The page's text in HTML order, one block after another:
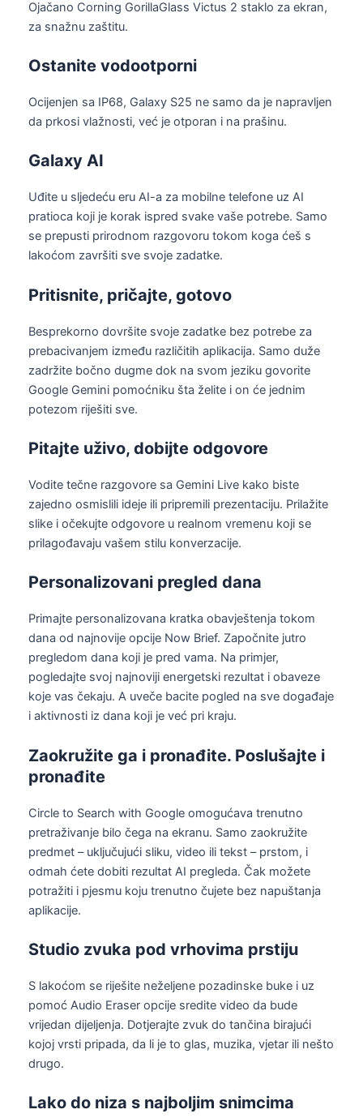
Ojačano Corning GorillaGlass Victus 2 staklo za ekran,
za snažnu zaštitu.
Ostanite vodootporni
Ocijenjen sa IP68, Galaxy S25 ne samo da je napravljen
da prkosi vlažnosti, već je otporan i na prašinu.
Galaxy AI
Uđite u sljedeću eru AI-a za mobilne telefone uz AI
pratioca koji je korak ispred svake vaše potrebe. Samo
se prepusti prirodnom razgovoru tokom koga ćeš s
lakoćom završiti sve svoje zadatke.
Pritisnite, pričajte, gotovo
Besprekorno dovršite svoje zadatke bez potrebe za
prebacivanjem između različitih aplikacija. Samo duže
zadržite bočno dugme dok na svom jeziku govorite
Google Gemini pomoćniku šta želite i on će jednim
potezom riješiti sve.
Pitajte uživo, dobijte odgovore
Vodite tečne razgovore sa Gemini Live kako biste
zajedno osmislili ideje ili pripremili prezentaciju. Prilažite
slike i očekujte odgovore u realnom vremenu koji se
prilagođavaju vašem stilu konverzacije.
Personalizovani pregled dana
Primajte personalizovana kratka obavještenja tokom
dana od najnovije opcije Now Brief. Započnite jutro
pregledom dana koji je pred vama. Na primjer,
pogledajte svoj najnoviji energetski rezultat i obaveze
koje vas čekaju. A uveče bacite pogled na sve događaje
i aktivnosti iz dana koji je već pri kraju.
Zaokružite ga i pronađite. Poslušajte i
pronađite
Circle to Search with Google omogućava trenutno
pretraživanje bilo čega na ekranu. Samo zaokružite
predmet – uključujući sliku, video ili tekst – prstom, i
odmah ćete dobiti rezultat AI pregleda. Čak možete
potražiti i pjesmu koju trenutno čujete bez napuštanja
aplikacije.
Studio zvuka pod vrhovima prstiju
S lakoćom se riješite neželjene pozadinske buke i uz
pomoć Audio Eraser opcije sredite video da bude
vrijedan dijeljenja. Dotjerajte zvuk do tančina birajući
kojoj vrsti pripada, da li je to glas, muzika, vjetar ili nešto
drugo.
Lako do niza s najboljim snimcima